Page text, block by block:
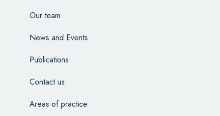
Our team
News and Events
Publications
Contact us
Areas of practice